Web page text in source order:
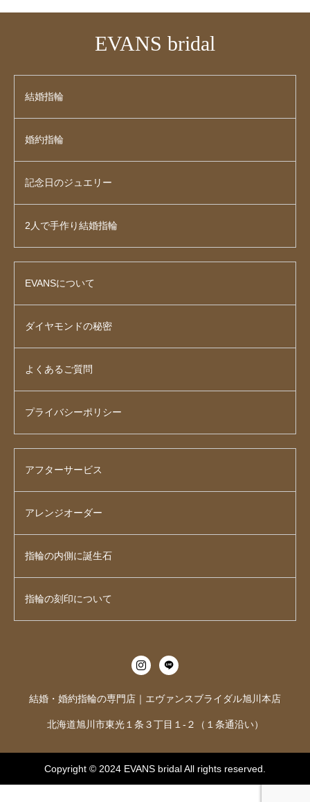
EVANS bridal
結婚指輪
婚約指輪
記念日のジュエリー
2人で手作り結婚指輪
EVANSについて
ダイヤモンドの秘密
よくあるご質問
プライバシーポリシー
アフターサービス
アレンジオーダー
指輪の内側に誕生石
指輪の刻印について
結婚・婚約指輪の専門店｜エヴァンスブライダル旭川本店
北海道旭川市東光１条３丁目１-２（１条通沿い）
Copyright © 2024 EVANS bridalAll rights reserved.